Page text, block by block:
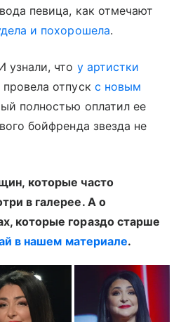
певица, как отмечают
и похорошела.
узнали, что у артистки
отпуск с новым
полностью оплатил ее
бойфренда звезда не
которые часто
в галерее. А о
которые гораздо старше
в нашем материале.